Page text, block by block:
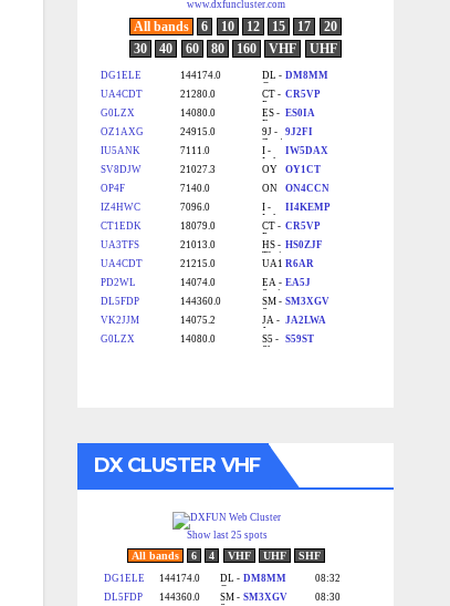
DX CLUSTER VHF